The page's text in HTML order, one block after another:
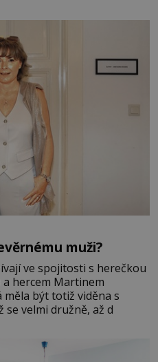
Hned po studiích jsem
muži?
ve spojitosti s herečkou
hercem Martinem
měla být totiž viděna s
se velmi družně, až d